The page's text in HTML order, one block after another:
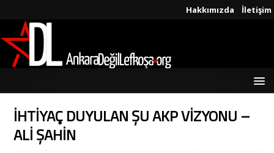
Hakkımızda İletişim
İHTİYAÇ DUYULAN ŞU AKP VİZYONU –
ALİ ŞAHİN